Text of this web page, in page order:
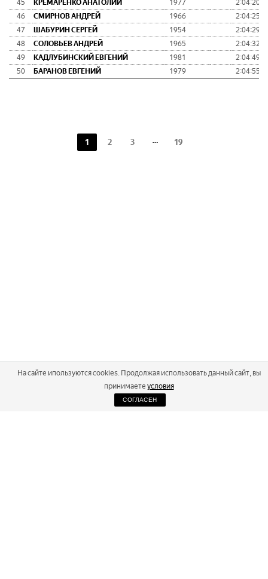
45
КРЕМАРЕНКО АНАТОЛИЙ 1977
2:04:20
46
СМИРНОВ АНДРЕЙ 1966
2:04:25
47
ШАБУРИН СЕРГЕЙ 1954
2:04:29
48
СОЛОВЬЕВ АНДРЕЙ 1965
2:04:32
49
КАДЛУБИНСКИЙ ЕВГЕНИЙ 1981
2:04:49
50
БАРАНОВ ЕВГЕНИЙ 1979 2:04:55
1 2 3 19
2026
На сайте ипользуются cookies. Продолжая использовать данный сайт, вы
принимаете условия
СОГЛАСЕН